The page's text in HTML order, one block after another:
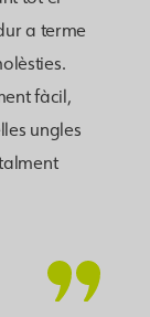
a terme
fàcil,
ungles